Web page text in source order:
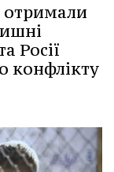
отримали
Росії
конфлікту